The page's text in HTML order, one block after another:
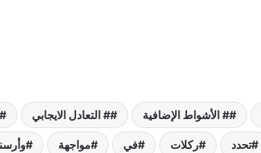
# الأشواط الإضافية # التعادل الايجابي
تحدد ركلات في مواجهة